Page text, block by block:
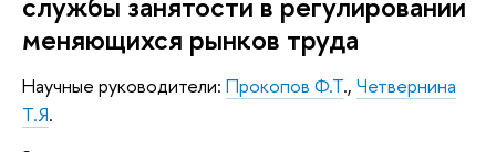
меняющихся рынков труда
Научные руководители: Прокопов Ф.Т., Четвернина
Т.Я.